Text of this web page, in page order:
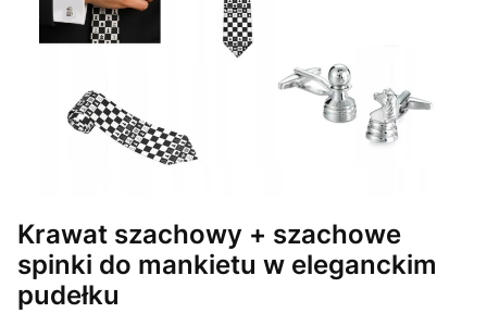
Krawat szachowy + szachowe
spinki do mankietu w eleganckim
pudełku